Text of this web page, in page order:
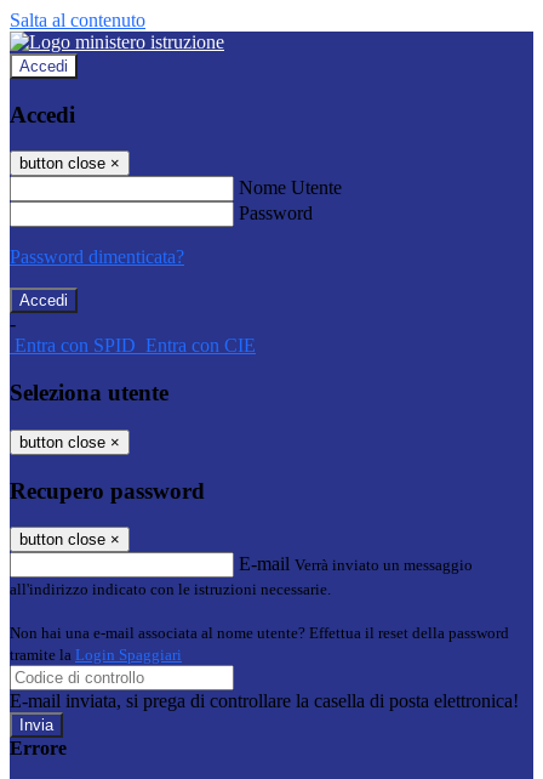
Salta al contenuto
Accedi
Accedi
button close ×
Nome Utente
Password
Password dimenticata?
-
Entra con SPID Entra con CIE
Seleziona utente
button close ×
Recupero password
button close ×
E-mail Verrà inviato un messaggio
all'indirizzo indicato con le istruzioni necessarie.
Non hai una e-mail associata al nome utente? Effettua il reset della password
tramite la Login Spaggiari
E-mail inviata, si prega di controllare la casella di posta elettronica!
Errore